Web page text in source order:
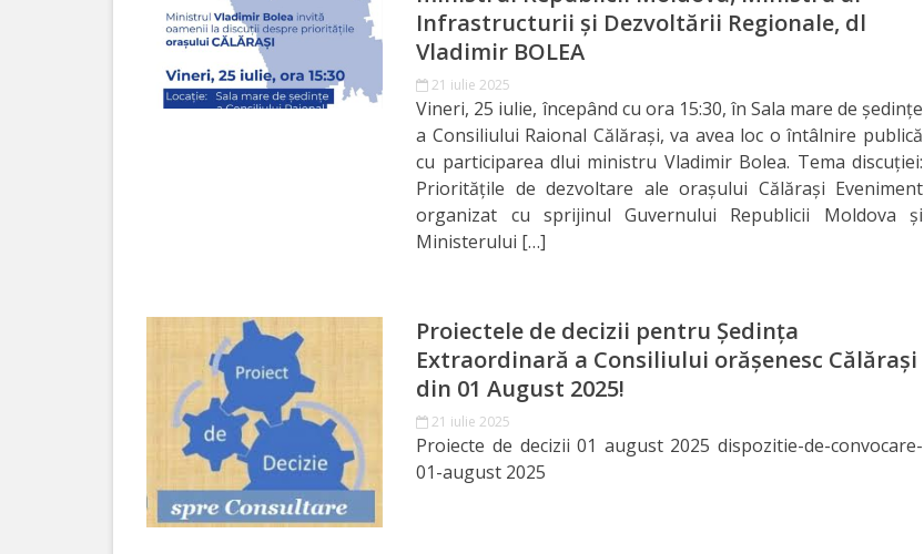
Impozitelor
Reglementarea
Regimului
Funciar
Infrastructurii și Dezvoltării Regionale, dl
Vladimir BOLEA
21 iulie 2025
Vineri, 25 iulie, începând cu ora 15:30, în Sala mare de ședințe
a Consiliului Raional Călărași, va avea loc o întâlnire publică
cu participarea dlui ministru Vladimir Bolea. Tema discuției:
Prioritățile de dezvoltare ale orașului Călărași Eveniment
organizat cu sprijinul Guvernului Republicii Moldova și
Ministerului […]
Proiectele de decizii pentru Ședința
Extraordinară a Consiliului orășenesc Călărași
din 01 August 2025!
21 iulie 2025
Proiecte de decizii 01 august 2025 dispozitie-de-convocare-
01-august 2025